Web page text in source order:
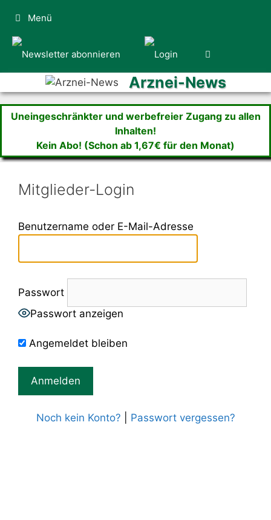
Inhalt
springen
Menü
Arznei-News
Uneingeschränkter und werbefreier Zugang zu allen
Inhalten!
Kein Abo! (Schon ab 1,67€ für den Monat)
Mitglieder-Login
Benutzername oder E-Mail-Adresse
Passwort
Passwort anzeigen
Angemeldet bleiben
Noch kein Konto? Passwort vergessen?